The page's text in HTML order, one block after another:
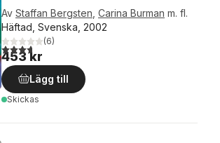
Av Staffan Bergsten Carina Burman m. fl.
Häftad, Svenska, 2002
3,7utav 5 stjärnor. Totalt antal röster:
(6)
453 kr
Lägg till
Skickas